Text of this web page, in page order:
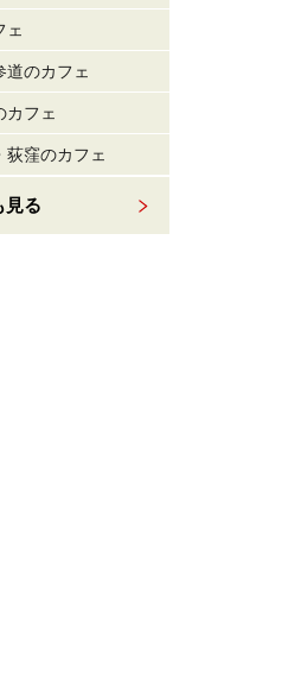
ェ
のカフェ
カフェ
荻窪のカフェ
見る